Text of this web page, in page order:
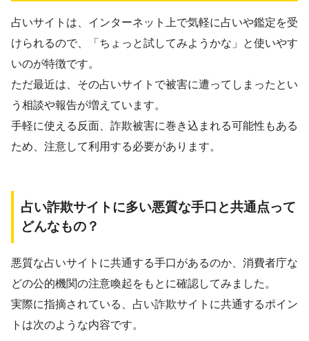
占いサイトは、インターネット上で気軽に占いや鑑定を受
けられるので、「ちょっと試してみようかな」と使いやす
いのが特徴です。
ただ最近は、その占いサイトで被害に遭ってしまったとい
う相談や報告が増えています。
手軽に使える反面、詐欺被害に巻き込まれる可能性もある
ため、注意して利用する必要があります。
占い詐欺サイトに多い悪質な手口と共通点って
どんなもの？
悪質な占いサイトに共通する手口があるのか、消費者庁な
どの公的機関の注意喚起をもとに確認してみました。
実際に指摘されている、占い詐欺サイトに共通するポイン
トは次のような内容です。